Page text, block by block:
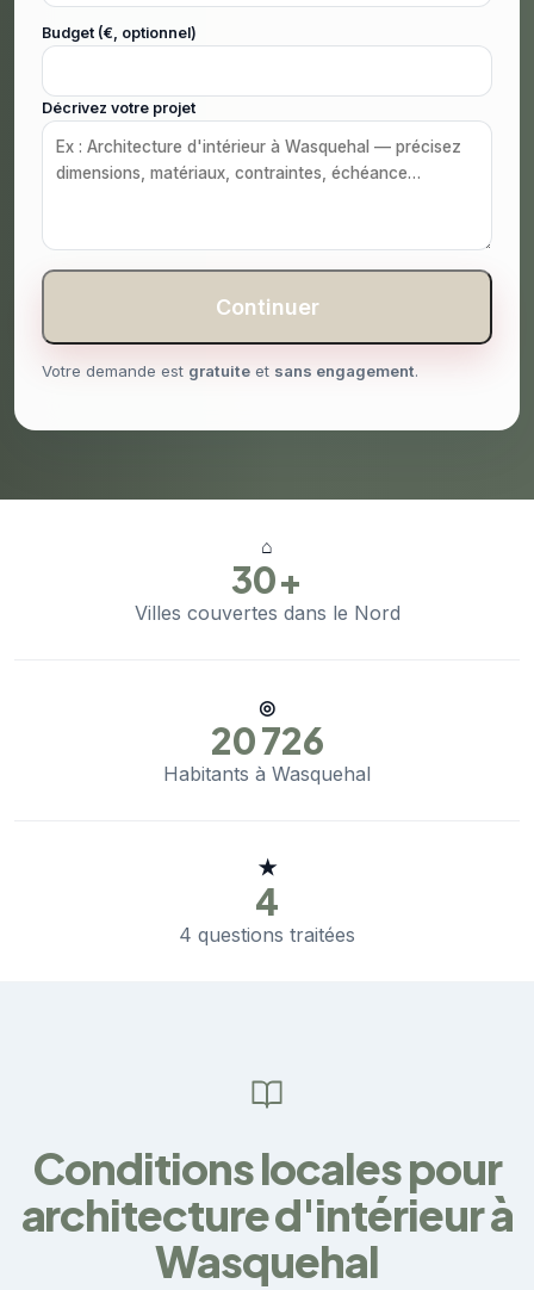
Budget (€, optionnel)
Décrivez votre projet
Continuer
Votre demande est gratuite et sans engagement.
⌂
30+
Villes couvertes dans le Nord
◎
20 726
Habitants à Wasquehal
★
4
4 questions traitées
Conditions locales pour
architecture d'intérieur à
Wasquehal